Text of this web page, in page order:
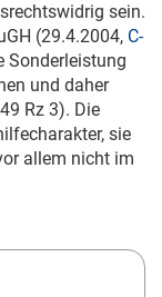
sein.
(29.4.2004, C-
Sonderleistung
und daher
Rz 3). Die
sie
allem nicht im